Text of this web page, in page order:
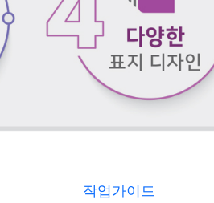
작업가이드